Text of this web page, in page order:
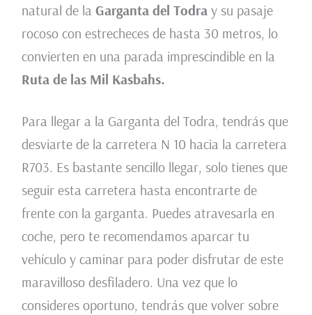
natural de la Garganta del Todray su pasaje
rocoso con estrecheces de hasta 30 metros, lo
convierten en una parada imprescindible en la
Ruta de las Mil Kasbahs.
Para llegar a la Garganta del Todra, tendrás que
desviarte de la carretera N 10 hacia la carretera
R703. Es bastante sencillo llegar, solo tienes que
seguir esta carretera hasta encontrarte de
frente con la garganta. Puedes atravesarla en
coche, pero te recomendamos aparcar tu
vehículo y caminar para poder disfrutar de este
maravilloso desfiladero. Una vez que lo
consideres oportuno, tendrás que volver sobre